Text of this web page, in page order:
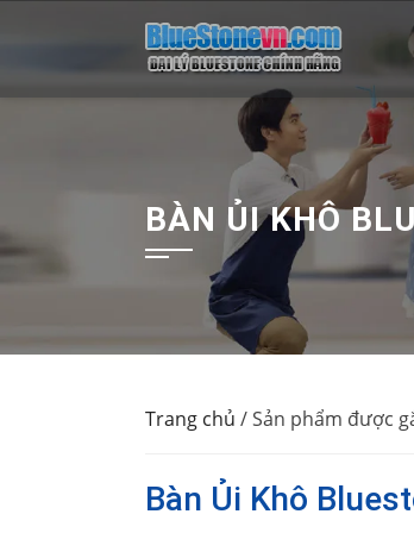
BÀN ỦI KHÔ
Trang chủ / Sản phẩm được
Bàn Ủi Khô